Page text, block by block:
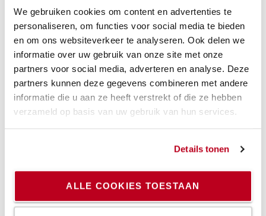
We gebruiken cookies om content en advertenties te
personaliseren, om functies voor social media te bieden
en om ons websiteverkeer te analyseren. Ook delen we
informatie over uw gebruik van onze site met onze
partners voor social media, adverteren en analyse. Deze
partners kunnen deze gegevens combineren met andere
informatie die u aan ze heeft verstrekt of die ze hebben
verzameld op basis van uw gebruik van hun services.
Details tonen
ALLE COOKIES TOESTAAN
Wanneer een tweedehands truck binnenkomt
Onze tweedehands truck begint zijn reis met een
uitgebreide inspectie waar de classificatie bepaald wordt.
Hier wordt bepaald of een truck goed genoeg is om te